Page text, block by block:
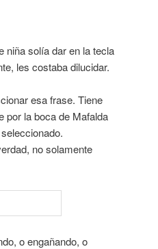
niña solía dar en la tecla
les costaba dilucidar.
esa frase. Tiene
por la boca de Mafalda
no solamente
o engañando, o